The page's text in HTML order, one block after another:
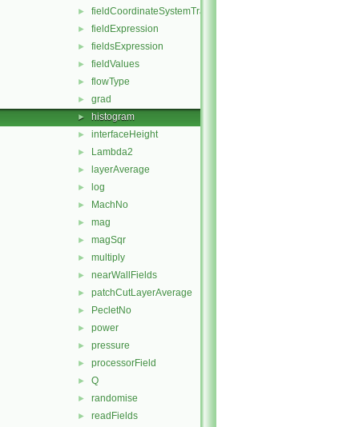
► fieldCoordinateSystemTransform
► fieldExpression
► fieldsExpression
► fieldValues
► flowType
► grad
► histogram
► interfaceHeight
► Lambda2
► layerAverage
► log
► MachNo
► mag
► magSqr
► multiply
► nearWallFields
► patchCutLayerAverage
► PecletNo
► power
► pressure
► processorField
► Q
► randomise
► readFields